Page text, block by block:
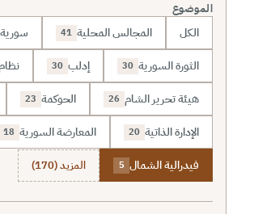
الموضوع
الكل المجالس المحلية 41 سورية
الثورة السورية 30 إدلب 30
هيئة تحرير الشام 26 الحوكمة 23
الإدارة الذاتية 20 المعارضة السورية 18
فيدرالية الشمال 5 المزيد (170)